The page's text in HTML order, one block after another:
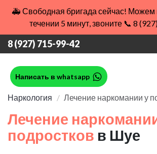
🚑 Свободная бригада сейчас! Можем
течении 5 минут, звоните 📞 8
8 (927) 715-99-42
Написать в whatsapp
Наркология Лечение наркомании у
Лечение
подростков в Шуе